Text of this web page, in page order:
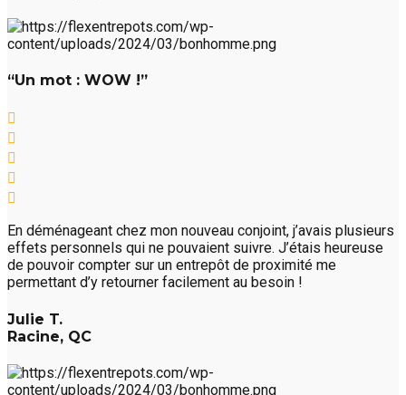
“Un mot : WOW !”
En déménageant chez mon nouveau conjoint, j’avais plusieurs
effets personnels qui ne pouvaient suivre. J’étais heureuse
de pouvoir compter sur un entrepôt de proximité me
permettant d’y retourner facilement au besoin !
Julie T.
Racine, QC